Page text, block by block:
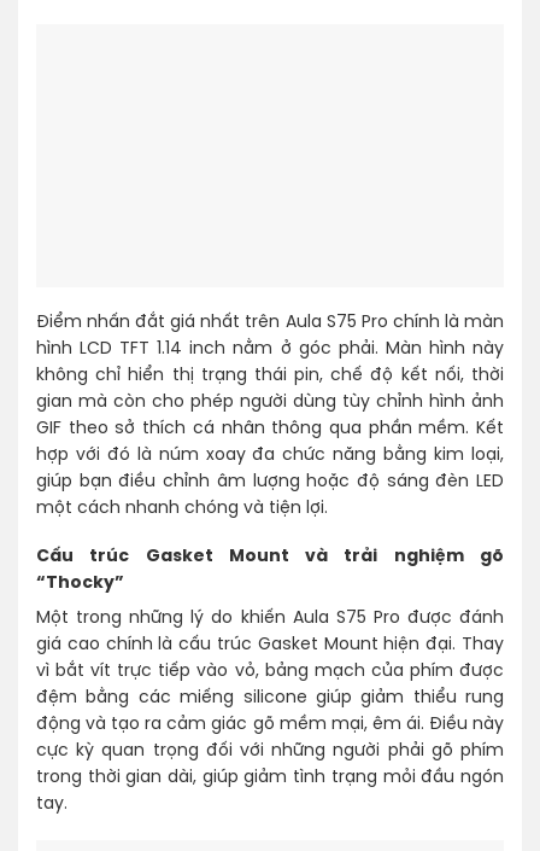
Điểm nhấn đắt giá nhất trên Aula S75 Pro chính là màn
hình LCD TFT 1.14 inch nằm ở góc phải. Màn hình này
không chỉ hiển thị trạng thái pin, chế độ kết nối, thời
gian mà còn cho phép người dùng tùy chỉnh hình ảnh
GIF theo sở thích cá nhân thông qua phần mềm. Kết
hợp với đó là núm xoay đa chức năng bằng kim loại,
giúp bạn điều chỉnh âm lượng hoặc độ sáng đèn LED
một cách nhanh chóng và tiện lợi.
Cấu trúc Gasket Mount và trải nghiệm gõ
“Thocky”
Một trong những lý do khiến Aula S75 Pro được đánh
giá cao chính là cấu trúc Gasket Mount hiện đại. Thay
vì bắt vít trực tiếp vào vỏ, bảng mạch của phím được
đệm bằng các miếng silicone giúp giảm thiểu rung
động và tạo ra cảm giác gõ mềm mại, êm ái. Điều này
cực kỳ quan trọng đối với những người phải gõ phím
trong thời gian dài, giúp giảm tình trạng mỏi đầu ngón
tay.